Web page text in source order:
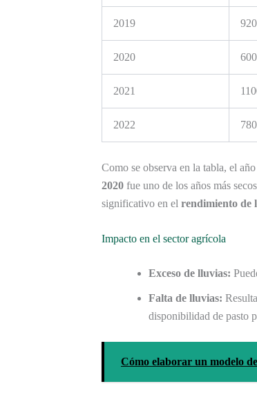
2019 920
2020 600
2021
2022 780
Como se observa en la tabla, el año
2020 fue uno de los años más
significativo en el rendimiento de
Impacto en el sector agrícola
Exceso de lluvias:
Falta de lluvias:
disponibilidad de pasto
Cómo elaborar un modelo